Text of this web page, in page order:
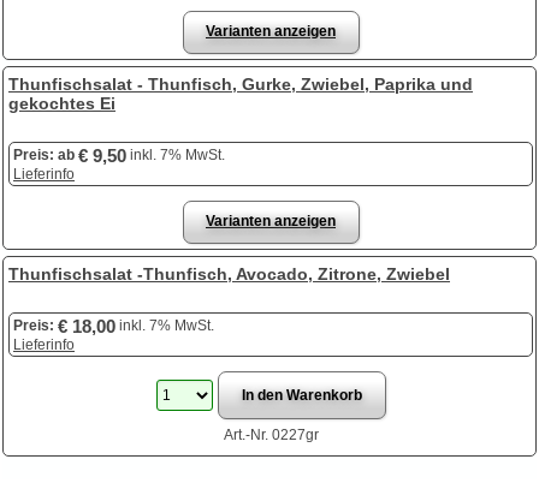
Varianten anzeigen
Thunfischsalat - Thunfisch, Gurke, Zwiebel, Paprika und
gekochtes Ei
Preis: ab € 9,50 inkl. 7% MwSt.
Lieferinfo
Varianten anzeigen
Thunfischsalat -Thunfisch, Avocado, Zitrone, Zwiebel
Preis: € 18,00 inkl. 7% MwSt.
Lieferinfo
Art.-Nr. 0227gr